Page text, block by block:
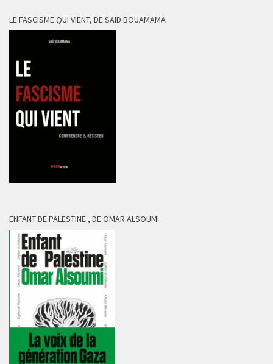
LE FASCISME QUI VIENT, DE SAÏD BOUAMAMA
ENFANT DE PALESTINE , DE OMAR ALSOUMI